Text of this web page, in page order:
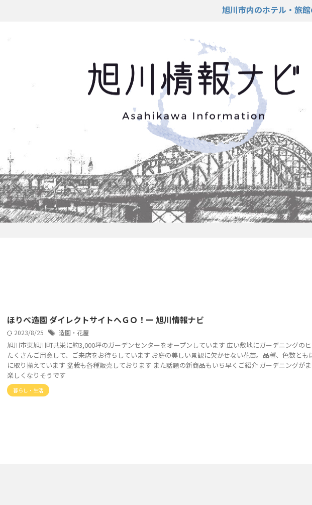
旭川市内のホテル・旅館の予
ほりべ造園 ダイレクトサイトへＧＯ！ー 旭川情報ナビ
2023/8/25 造園・花屋
旭川市東旭川町共栄に約3,000坪のガーデンセンターをオープンしています 広い敷地にガーデニングの
たくさんご用意して、ご来店をお待ちしています お庭の美しい景観に欠かせない花苗。品種、色数とも
に取り揃えています 盆栽も各種販売しております また話題の新商品もいち早くご紹介 ガーデニングが
楽しくなりそうです
暮らし・生活